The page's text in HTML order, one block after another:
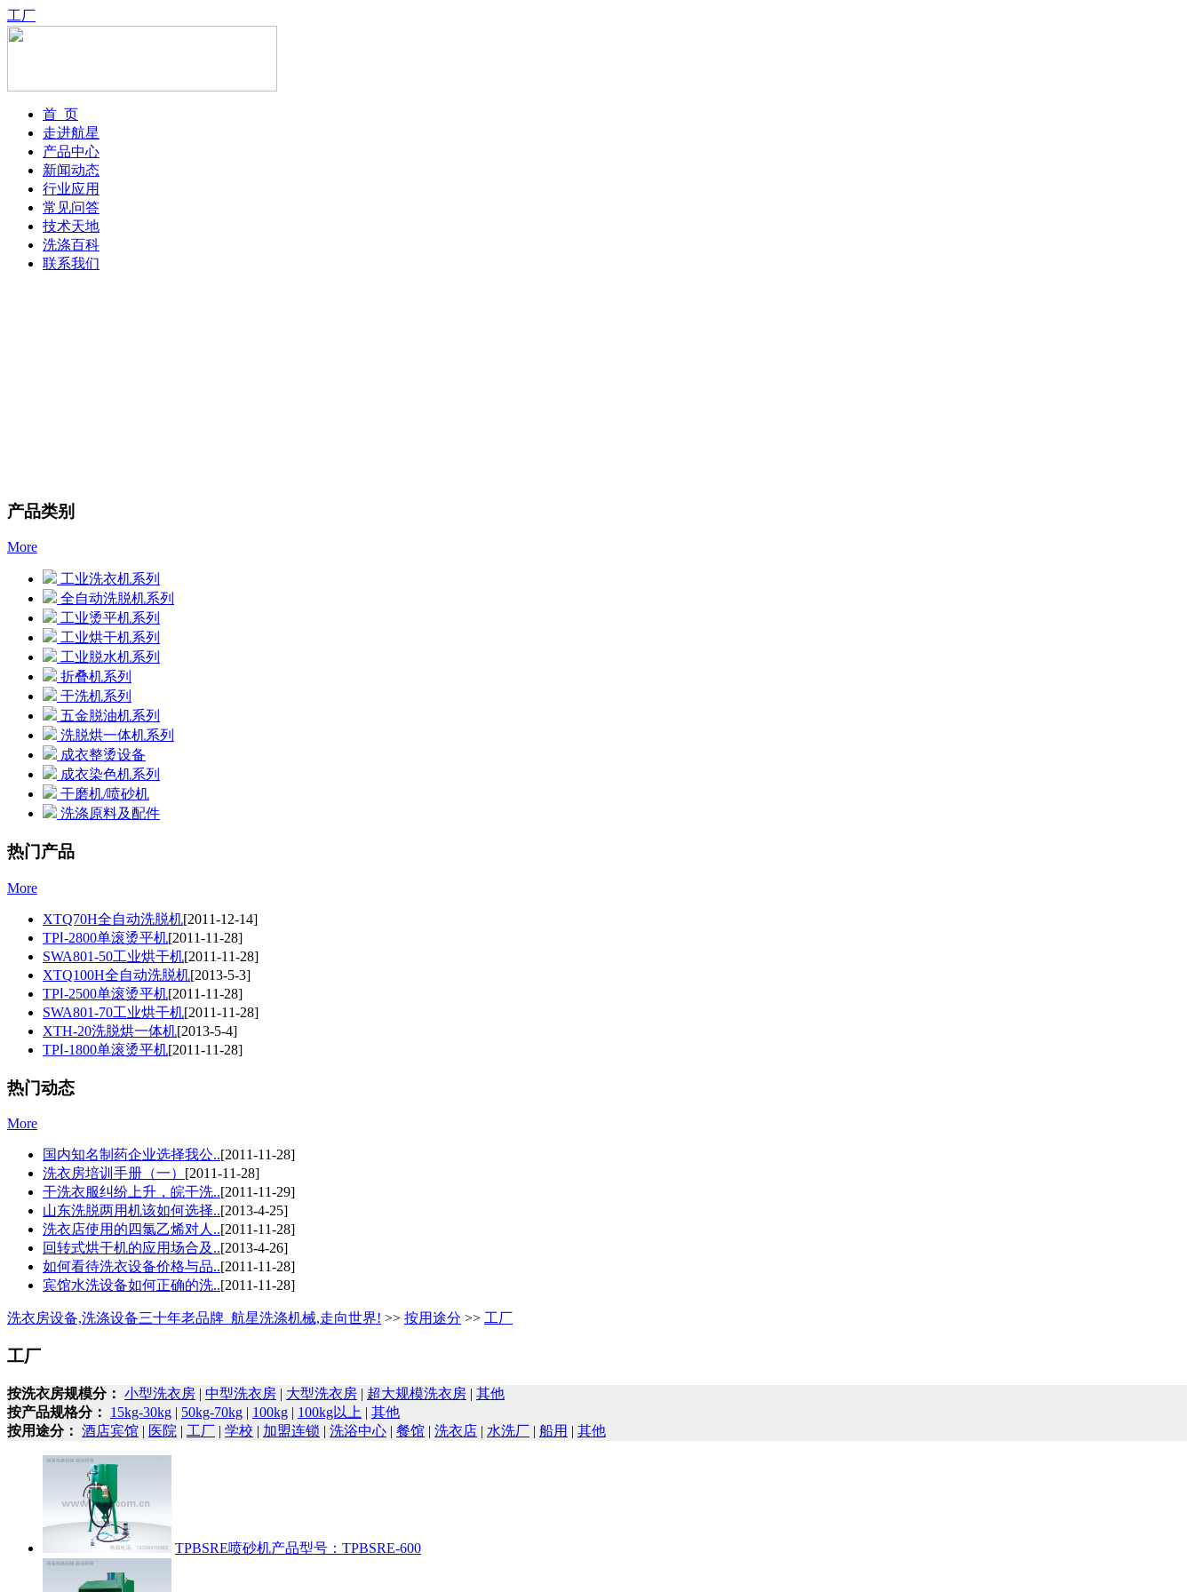
工厂
首 页
走进航星
产品中心
新闻动态
行业应用
常见问答
技术天地
洗涤百科
联系我们
产品类别
More
工业洗衣机系列
全自动洗脱机系列
工业烫平机系列
工业烘干机系列
工业脱水机系列
折叠机系列
干洗机系列
五金脱油机系列
洗脱烘一体机系列
成衣整烫设备
成衣染色机系列
干磨机/喷砂机
洗涤原料及配件
热门产品
More
XTQ70H全自动洗脱机[2011-12-14]
TPⅠ-2800单滚烫平机[2011-11-28]
SWA801-50工业烘干机[2011-11-28]
XTQ100H全自动洗脱机[2013-5-3]
TPⅠ-2500单滚烫平机[2011-11-28]
SWA801-70工业烘干机[2011-11-28]
XTH-20洗脱烘一体机[2013-5-4]
TPⅠ-1800单滚烫平机[2011-11-28]
热门动态
More
国内知名制药企业选择我公..[2011-11-28]
洗衣房培训手册（一） [2011-11-28]
干洗衣服纠纷上升，皖干洗..[2011-11-29]
山东洗脱两用机该如何选择..[2013-4-25]
洗衣店使用的四氯乙烯对人..[2011-11-28]
回转式烘干机的应用场合及..[2013-4-26]
如何看待洗衣设备价格与品..[2011-11-28]
宾馆水洗设备如何正确的洗..[2011-11-28]
洗衣房设备,洗涤设备三十年老品牌_航星洗涤机械,走向世界! >> 按用途分 >> 工厂
工厂
按洗衣房规模分： 小型洗衣房 | 中型洗衣房 | 大型洗衣房 | 超大规模洗衣房 | 其他
按产品规格分：
15kg-30kg | 50kg-70kg | 100kg | 100kg以上 | 其他
按用途分： 酒店宾馆 | 医院 | 工厂 | 学校 | 加盟连锁 | 洗浴中心 | 餐馆 | 洗衣店 | 水洗厂 | 船用 | 其他
TPBSRE喷砂机产品型号：TPBSRE-600